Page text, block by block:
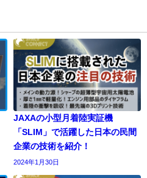
JAXAの小型月着陸実証機
「SLIM」で活躍した日本の民間
企業の技術を紹介！
2024年1月30日